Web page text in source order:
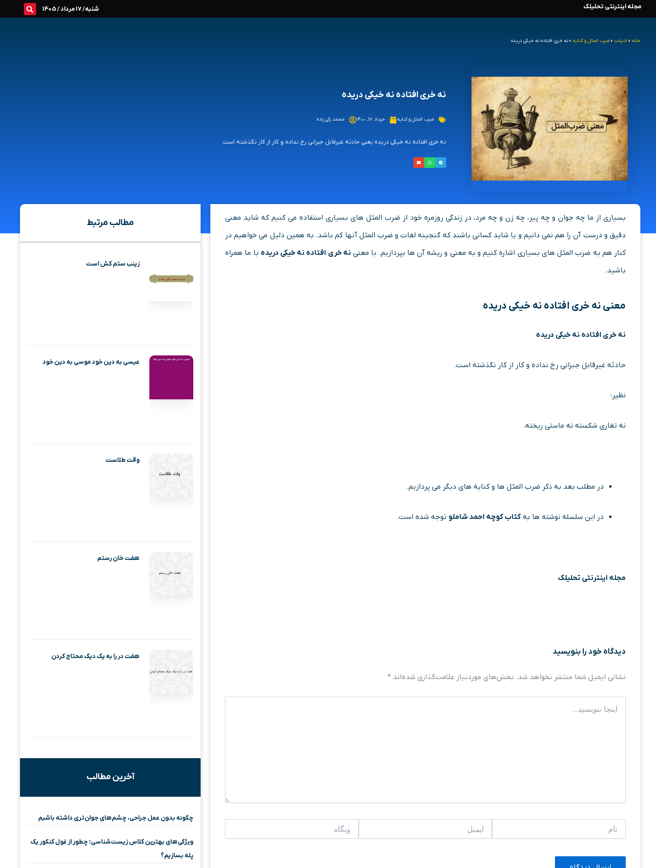
محتوا
مجله اینترنتی تحلیلک شنبه/ 17 مرداد / 1405
خانه » ادبیات » ضرب المثل و کنایه » نه خری افتاده نه خیکی دریده
نه خری افتاده نه خیکی دریده
ضرب المثل و کنایه خرداد ۱۷, ۱۴۰۰ محمد زکی زاده
نه خری افتاده نه خیکی دریده یعنی حادثه غیرقابل جبرانی رخ نداده و کار از کار نگذشته است.
بسیاری از ما چه جوان و چه پیر، چه زن و چه مرد، در زندگی روزمره خود از ضرب المثل های بسیاری استفاده می کنیم که شاید معنی
دقیق و درست آن را هم نمی دانیم و یا شاید کسانی باشند که گنجینه لغات و ضرب المثل آنها کم باشد. به همین دلیل می خواهیم در
کنار هم به ضرب المثل های بسیاری اشاره کنیم و به معنی و ریشه آن ها بپردازیم. با معنی نه خری افتاده نه خیکی دریده با ما همراه
باشید.
معنی نه خری افتاده نه خیکی دریده
نه خری افتاده نه خیکی دریده
حادثه غیرقابل جبرانی رخ نداده و کار از کار نگذشته است.
نظیر:
نه تغاری شکسته نه ماستی ریخته.
در مطلب بعد به ذکر ضرب المثل ها و کنایه های دیگر می پردازیم.
در این سلسله نوشته ها به کتاب کوچه احمد شاملو توجه شده است.
مجله اینترنتی تحلیلک
دیدگاه‌ خود را بنویسید
نشانی ایمیل شما منتشر نخواهد شد. بخش‌های موردنیاز علامت‌گذاری شده‌اند *
بنویسید…
مطالب مرتبط
زینب ستم کش است
عیسی به دین خود موسی به دین خود
وقت طلاست
هفت خان رستم
هفت در را به یک دیگ محتاج کردن
آخرین مطالب
چگونه بدون عمل جراحی، چشم‌های جوان‌تری داشته باشیم
ویژگی‌های بهترین کلاس زیست‌شناسی؛ چطور از غول کنکور یک
پله بسازیم؟